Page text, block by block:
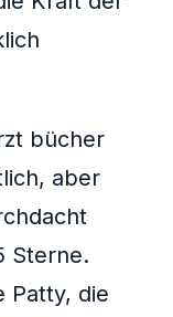
bücher
aber
Sterne.
Patty, die